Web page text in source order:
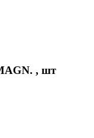
, шт